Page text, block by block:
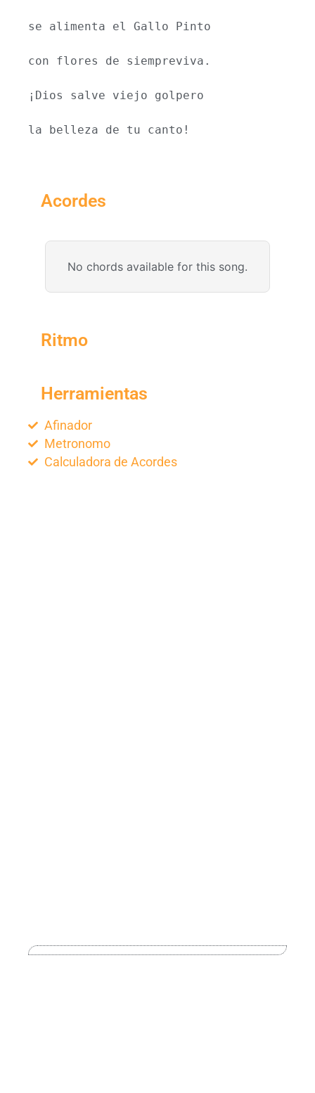
se alimenta el Gallo Pinto
con flores de siempreviva.
¡Dios salve viejo golpero
la belleza de tu canto!
Acordes
No chords available for this song.
Ritmo
Herramientas
Afinador
Metronomo
Calculadora de Acordes